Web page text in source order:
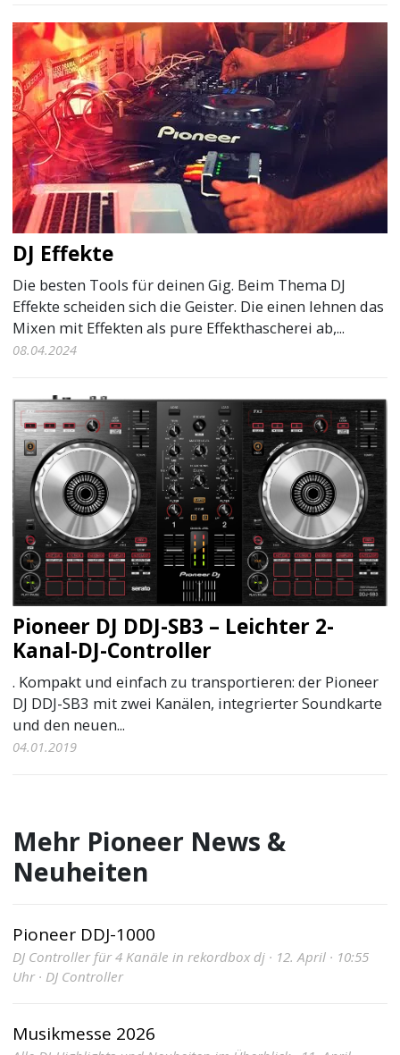
DJ Effekte
Die besten Tools für deinen Gig. Beim Thema DJ
Effekte scheiden sich die Geister. Die einen lehnen das
Mixen mit Effekten als pure Effekthascherei ab,...
08.04.2024
Pioneer DJ DDJ-SB3 – Leichter 2-
Kanal-DJ-Controller
. Kompakt und einfach zu transportieren: der Pioneer
DJ DDJ-SB3 mit zwei Kanälen, integrierter Soundkarte
und den neuen...
04.01.2019
Mehr Pioneer News &
Neuheiten
Pioneer DDJ-1000
DJ Controller für 4 Kanäle in rekordbox dj · 12. April · 10:55
Uhr · DJ Controller
Musikmesse 2026